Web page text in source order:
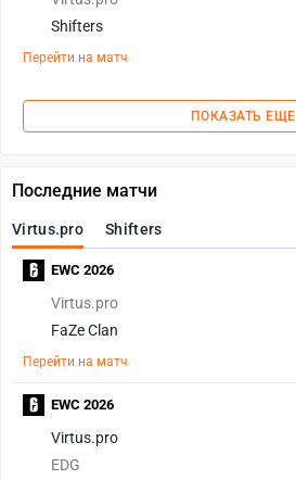
Shifters
Перейти на матч
ПОКАЗАТЬ ЕЩЕ
Последние матчи
Virtus.pro Shifters
Virtus.pro
FaZe Clan
Перейти на матч
EWC 2026
Virtus.pro
EDG
EWC 2026